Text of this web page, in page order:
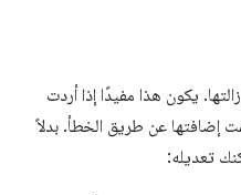
يكون هذا مفيدًا إذا أردت
إضافتها عن طريق الخطأ. بدلاً
تعديله: